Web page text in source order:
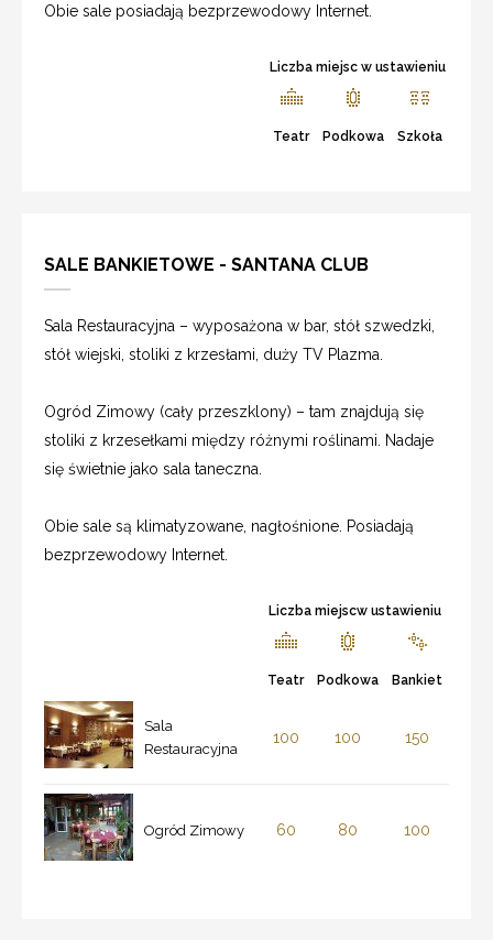
Obie sale posiadają bezprzewodowy Internet.
Liczba miejsc w ustawieniu
Teatr Podkowa Szkoła
SALE BANKIETOWE - SANTANA CLUB
Sala Restauracyjna – wyposażona w bar, stół szwedzki,
stół wiejski, stoliki z krzesłami, duży TV Plazma.
Ogród Zimowy (cały przeszklony) – tam znajdują się
stoliki z krzesełkami między różnymi roślinami. Nadaje
się świetnie jako sala taneczna.
Obie sale są klimatyzowane, nagłośnione. Posiadają
bezprzewodowy Internet.
Liczba miejscw ustawieniu
Teatr Podkowa Bankiet
Sala
Restauracyjna
100 100 150
Ogród Zimowy 60 80 100